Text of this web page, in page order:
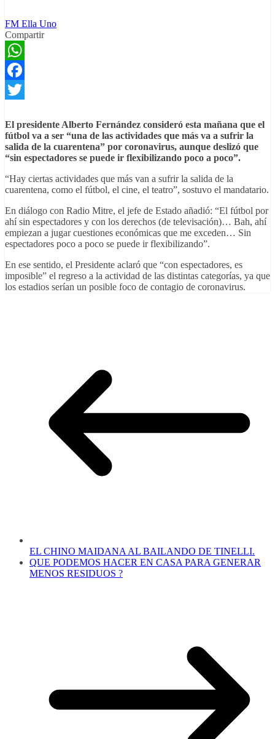
FM Ella Uno
Compartir
WhatsApp
Facebook
El presidente Alberto Fernández consideró esta mañana que el
fútbol va a ser “una de las actividades que más va a sufrir la
salida de la cuarentena” por coronavirus, aunque deslizó que
“sin espectadores se puede ir flexibilizando poco a poco”.
“Hay ciertas actividades que más van a sufrir la salida de la
cuarentena, como el fútbol, el cine, el teatro”, sostuvo el mandatario.
En diálogo con Radio Mitre, el jefe de Estado añadió: “El fútbol por
ahí sin espectadores y con los derechos (de televisación)… Bah, ahí
empiezan a jugar cuestiones económicas que me exceden… Sin
espectadores poco a poco se puede ir flexibilizando”.
En ese sentido, el Presidente aclaró que “con espectadores, es
imposible” el regreso a la actividad de las distintas categorías, ya que
los estadios serían un posible foco de contagio de coronavirus.
EL CHINO MAIDANA AL BAILANDO DE TINELLI.
QUE PODEMOS HACER EN CASA PARA GENERAR
MENOS RESIDUOS ?